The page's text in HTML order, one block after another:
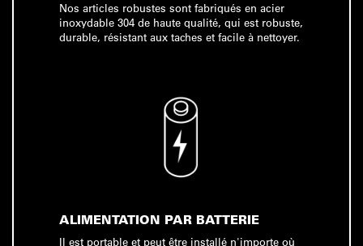
Nos articles robustes sont fabriqués en acier
inoxydable 304 de haute qualité, qui est robuste,
durable, résistant aux taches et facile à nettoyer.
ALIMENTATION PAR BATTERIE
Il est portable et peut être installé n'importe où